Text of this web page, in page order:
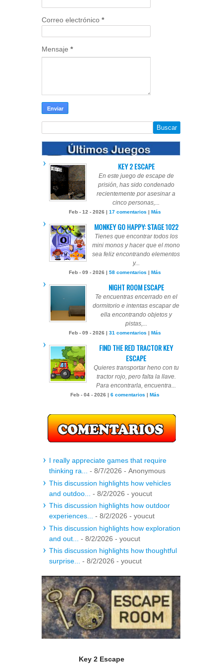
Correo electrónico *
Mensaje *
KEY 2 ESCAPE
En este juego de escape de
prisión, has sido condenado
recientemente por asesinar a
cinco personas,...
Feb - 12 - 2026 | 17 comentarios | Más
MONKEY GO HAPPY: STAGE 1022
Tienes que encontrar todos los
mini monos y hacer que el mono
sea feliz encontrando elementos
y...
Feb - 09 - 2026 | 58 comentarios | Más
NIGHT ROOM ESCAPE
Te encuentras encerrado en el
dormitorio e intentas escapar de
ella encontrando objetos y
pistas,...
Feb - 09 - 2026 | 31 comentarios | Más
FIND THE RED TRACTOR KEY
ESCAPE
Quieres transportar heno con tu
tractor rojo, pero falta la llave.
Para encontrarla, encuentra...
Feb - 04 - 2026 | 6 comentarios | Más
I really appreciate games that require
thinking ra... - 8/7/2026 - Anonymous
This discussion highlights how vehicles
and outdoo...
- 8/2/2026 - youcut
This discussion highlights how outdoor
experiences... - 8/2/2026 - youcut
This discussion highlights how exploration
and out...
- 8/2/2026 - youcut
This discussion highlights how thoughtful
surprise... - 8/2/2026 - youcut
Key 2 Escape